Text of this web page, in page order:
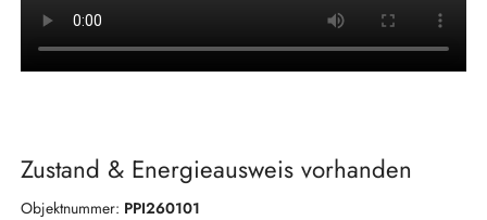
Zustand & Energieausweis vorhanden
Objektnummer: PPI260101